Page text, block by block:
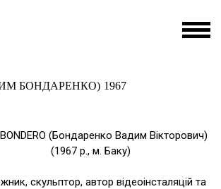
БОНДАРЕНКО) 1967
BONDERO (Бондаренко Вадим Вікторович)
(1967 р., м. Баку)
скульптор, автор відеоінсталяцій та